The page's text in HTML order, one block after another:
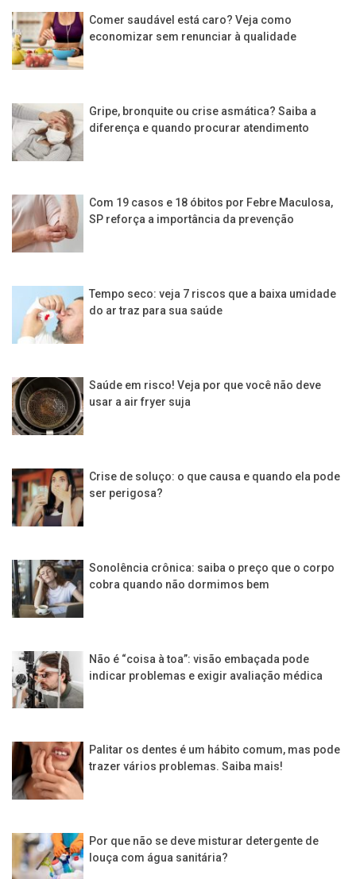
Comer saudável está caro? Veja como
economizar sem renunciar à qualidade
Gripe, bronquite ou crise asmática? Saiba a
diferença e quando procurar atendimento
Com 19 casos e 18 óbitos por Febre Maculosa,
SP reforça a importância da prevenção
Tempo seco: veja 7 riscos que a baixa umidade
do ar traz para sua saúde
Saúde em risco! Veja por que você não deve
usar a air fryer suja
Crise de soluço: o que causa e quando ela pode
ser perigosa?
Sonolência crônica: saiba o preço que o corpo
cobra quando não dormimos bem
Não é “coisa à toa”: visão embaçada pode
indicar problemas e exigir avaliação médica
Palitar os dentes é um hábito comum, mas pode
trazer vários problemas. Saiba mais!
Por que não se deve misturar detergente de
louça com água sanitária?